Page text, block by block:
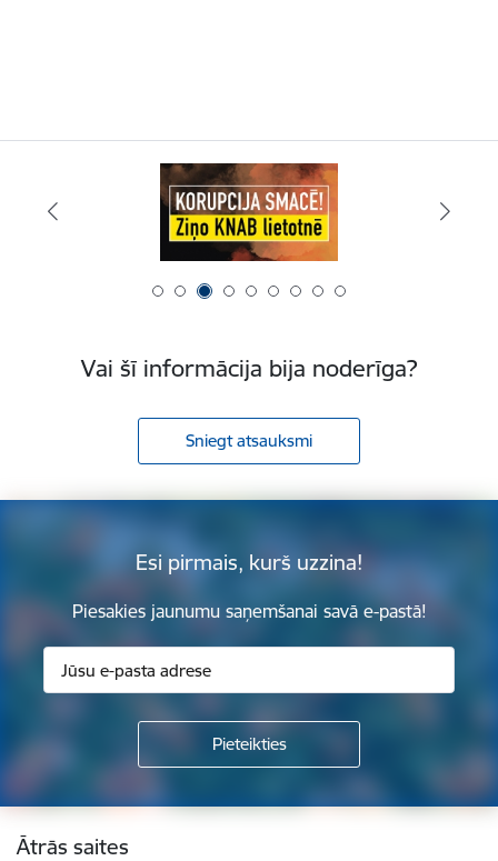
Vai šī informācija bija noderīga?
Sniegt atsauksmi
Esi pirmais, kurš uzzina!
Piesakies jaunumu saņemšanai savā e-pastā!
Kājene
Ātrās saites